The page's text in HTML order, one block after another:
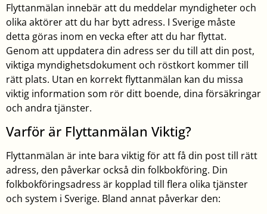
Flyttanmälan innebär att du meddelar myndigheter och
olika aktörer att du har bytt adress. I Sverige måste
detta göras inom en vecka efter att du har flyttat.
Genom att uppdatera din adress ser du till att din post,
viktiga myndighetsdokument och röstkort kommer till
rätt plats. Utan en korrekt flyttanmälan kan du missa
viktig information som rör ditt boende, dina försäkringar
och andra tjänster.
Varför är Flyttanmälan Viktig?
Flyttanmälan är inte bara viktig för att få din post till rätt
adress, den påverkar också din folkbokföring. Din
folkbokföringsadress är kopplad till flera olika tjänster
och system i Sverige. Bland annat påverkar den: